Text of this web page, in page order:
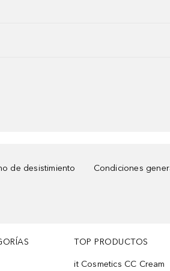
de desistimiento
Condiciones
TOP PRODUCTOS
it Cosmetics CC Cream